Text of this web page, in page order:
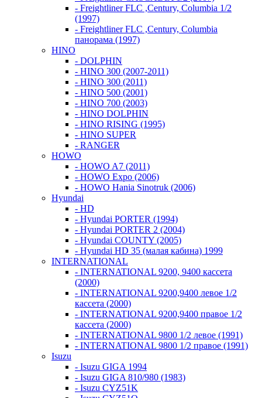
- Freightliner FLC ,Century, Columbia 1/2
(1997)
- Freightliner FLC ,Century, Columbia
панорама (1997)
HINO
- DOLPHIN
- HINO 300 (2007-2011)
- HINO 300 (2011)
- HINO 500 (2001)
- HINO 700 (2003)
- HINO DOLPHIN
- HINO RISING (1995)
- HINO SUPER
- RANGER
HOWO
- HOWO A7 (2011)
- HOWO Expo (2006)
- HOWO Hania Sinotruk (2006)
Hyundai
- HD
- Hyundai PORTER (1994)
- Hyundai PORTER 2 (2004)
- Hyundai COUNTY (2005)
- Hyundai HD 35 (малая кабина) 1999
INTERNATIONAL
- INTERNATIONAL 9200, 9400 кассета
(2000)
- INTERNATIONAL 9200,9400 левое 1/2
кассета (2000)
- INTERNATIONAL 9200,9400 правое 1/2
кассета (2000)
- INTERNATIONAL 9800 1/2 левое (1991)
- INTERNATIONAL 9800 1/2 правое (1991)
Isuzu
- Isuzu GIGA 1994
- Isuzu GIGA 810/980 (1983)
- Isuzu CYZ51K